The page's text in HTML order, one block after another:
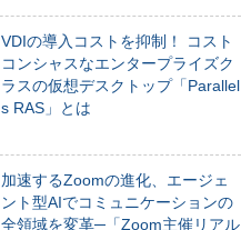
VDIの導入コストを抑制！ コスト
コンシャスなエンタープライズク
ラスの仮想デスクトップ「Parallel
s RAS」とは
加速するZoomの進化、エージェ
ント型AIでコミュニケーションの
全領域を変革─「Zoom主催リアル